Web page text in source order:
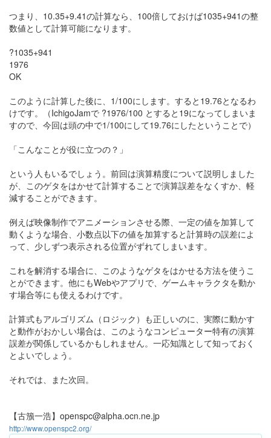
つまり、10.35+9.41の計算なら、100倍しておけば1035+941の整
数値として計算可能になります。
?1035+941
1976
OK
このように計算した後に、1/100にします。すると19.76となるわ
けです。（IchigoJamで ?1976/100 とすると19になってしまいま
すので、今回は頭の中で1/100にして19.76にしたということで）
「こんなことが役に立つの？」
という人もいるでしょう。前回は演算精度について説明しました
が、このゲタをはかせて計算することで演算誤差をなくすか、軽
減することができます。
例えば映像制作でアニメーションさせる際、一定の値を加算して
動くような場合、小数点以下の値を加算すると計算時の誤差によ
って、少しずつ表示される位置がずれてしまいます。
これを解消する場合に、このようなゲタをはかせる方法を使うこ
とができます。他にもWebやアプリで、ゲームキャラクタを動か
す場合等にも使えるわけです。
計算式もアルゴリズム（ロジック）も正しいのに、実際に動かす
と動作がおかしい場合は、このようなコンピューター特有の演算
誤差が関係しているかもしれません。一応知識として知っておく
とよいでしょう。
それでは、また次回。
【古籏一浩】openspc@alpha.ocn.ne.jp
http://www.openspc2.org/